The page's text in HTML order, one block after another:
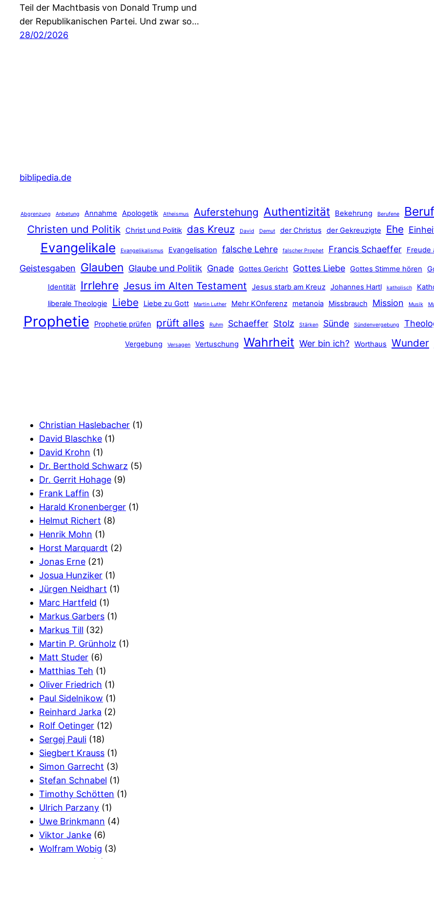
Teil der Machtbasis von Donald Trump und
der Republikanischen Partei. Und zwar so…
28/02/2026
biblipedia.de
Abgrenzung Anbetung Annahme Apologetik Atheismus Auferstehung Authentizität Bekehrung Berufene
Christen und Politik Christ und Politik das Kreuz David Demut der Christus der Gekreuzigte Ehe
Evangelikale Evangelikalismus Evangelisation falsche Lehre falscher Prophet Francis Schaeffer Freude
Geistesgaben Glauben Glaube und Politik Gnade Gottes Gericht Gottes Liebe Gottes Stimme hören
Identität Irrlehre Jesus im Alten Testament Jesus starb am Kreuz Johannes Hartl katholisch
liberale Theologie Liebe Liebe zu Gott Martin Luther Mehr KOnferenz metanoia Missbrauch Mission Musik
Prophetie Prophetie prüfen prüft alles Ruhm Schaeffer Stolz Stärken Sünde Sündenvergebung
Vergebung Versagen Vertuschung Wahrheit Wer bin ich? Worthaus Wunder
Christian Haslebacher (1)
David Blaschke (1)
David Krohn (1)
Dr. Berthold Schwarz (5)
Dr. Gerrit Hohage (9)
Frank Laffin (3)
Harald Kronenberger (1)
Helmut Richert (8)
Henrik Mohn (1)
Horst Marquardt (2)
Jonas Erne (21)
Josua Hunziker (1)
Jürgen Neidhart (1)
Marc Hartfeld (1)
Markus Garbers (1)
Markus Till (32)
Martin P. Grünholz (1)
Matt Studer (6)
Matthias Teh (1)
Oliver Friedrich (1)
Paul Sidelnikow (1)
Reinhard Jarka (2)
Rolf Oetinger (12)
Sergej Pauli (18)
Siegbert Krauss (1)
Simon Garrecht (3)
Stefan Schnabel (1)
Timothy Schötten (1)
Ulrich Parzany (1)
Uwe Brinkmann (4)
Viktor Janke (6)
Wolfram Wobig (3)
(2)